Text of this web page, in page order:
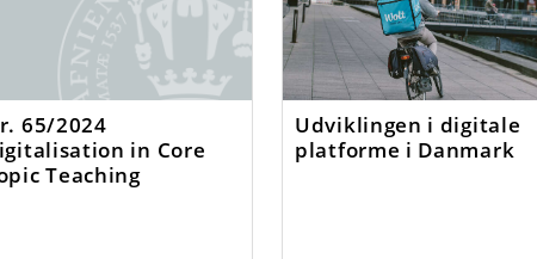
65/2024
in Core
Teaching
Udviklingen i digitale
platforme i Danmark